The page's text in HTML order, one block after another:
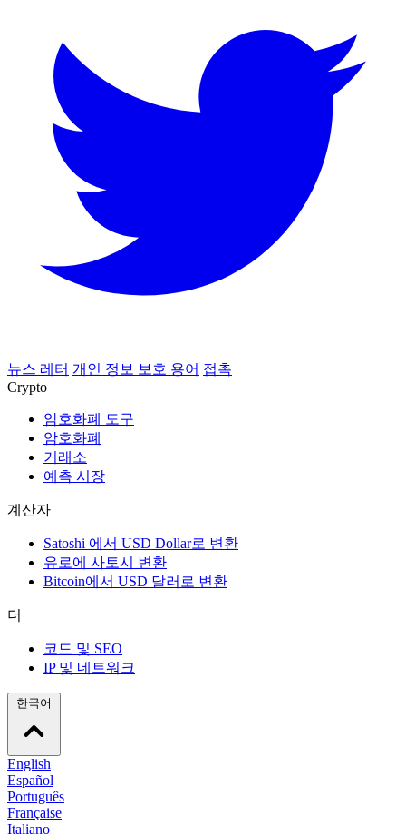
뉴스 레터 개인 정보 보호 용어 접촉
Crypto
암호화폐 도구
암호화폐
거래소
예측 시장
계산자
Satoshi 에서 USD Dollar로 변환
유로에 사토시 변환
Bitcoin에서 USD 달러로 변환
더
코드 및 SEO
IP 및 네트워크
English
Español
Português
Française
Italiano